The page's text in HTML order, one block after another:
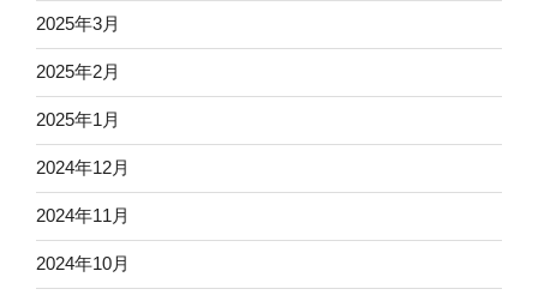
2025年3月
2025年2月
2025年1月
2024年12月
2024年11月
2024年10月